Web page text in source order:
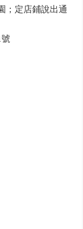
；定店鋪說出通